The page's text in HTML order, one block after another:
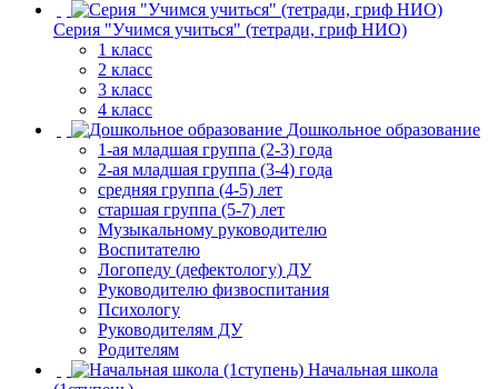
Серия "Учимся учиться" (тетради, гриф НИО)
1 класс
2 класс
3 класс
4 класс
Дошкольное образование
1-ая младшая группа (2-3) года
2-ая младшая группа (3-4) года
средняя группа (4-5) лет
старшая группа (5-7) лет
Музыкальному руководителю
Воспитателю
Логопеду (дефектологу) ДУ
Руководителю физвоспитания
Психологу
Руководителям ДУ
Родителям
Начальная школа